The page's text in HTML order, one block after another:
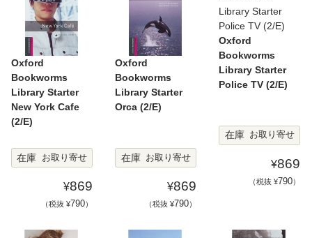
Oxford
Bookworms
Library Starter
New York Cafe
(2/E)
在庫 お取り寄せ
¥869
（税抜 ¥790）
Oxford
Bookworms
Library Starter
Orca (2/E)
在庫 お取り寄せ
¥869
（税抜 ¥790）
Oxford
Bookworms
Library Starter
Police TV (2/E)
在庫 お取り寄せ
¥869
（税抜 ¥790）